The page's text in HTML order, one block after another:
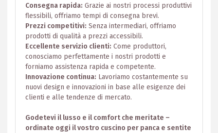
Consegna rapida: Grazie ai nostri processi produttivi
flessibili, offriamo tempi di consegna brevi.
Prezzi competitivi: Senza intermediari, offriamo
prodotti di qualità a prezzi accessibili.
Eccellente servizio clienti: Come produttori,
conosciamo perfettamente i nostri prodotti e
forniamo assistenza rapida e competente.
Innovazione continua: Lavoriamo costantemente su
nuovi design e innovazioni in base alle esigenze dei
clienti e alle tendenze di mercato.
Godetevi il lusso e il comfort che meritate –
ordinate oggi il vostro cuscino per panca e sentite